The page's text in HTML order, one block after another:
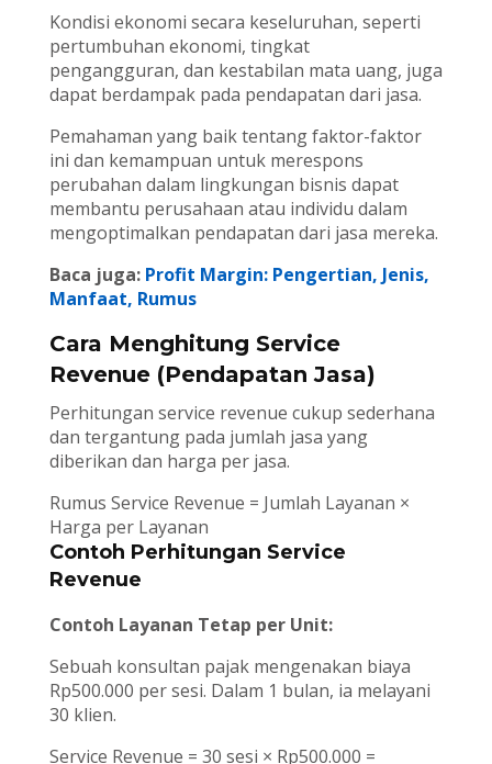
Kondisi ekonomi secara keseluruhan, seperti
pertumbuhan ekonomi, tingkat
pengangguran, dan kestabilan mata uang, juga
dapat berdampak pada pendapatan dari jasa.
Pemahaman yang baik tentang faktor-faktor
ini dan kemampuan untuk merespons
perubahan dalam lingkungan bisnis dapat
membantu perusahaan atau individu dalam
mengoptimalkan pendapatan dari jasa mereka.
Baca juga: Profit Margin: Pengertian, Jenis,
Manfaat, Rumus
Cara Menghitung Service
Revenue (Pendapatan Jasa)
Perhitungan service revenue cukup sederhana
dan tergantung pada jumlah jasa yang
diberikan dan harga per jasa.
Rumus Service Revenue = Jumlah Layanan ×
Harga per Layanan
Contoh Perhitungan Service
Revenue
Contoh Layanan Tetap per Unit:
Sebuah konsultan pajak mengenakan biaya
Rp500.000 per sesi. Dalam 1 bulan, ia melayani
30 klien.
Service Revenue = 30 sesi × Rp500.000 =